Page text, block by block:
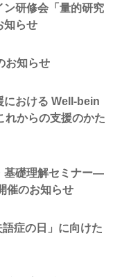
ン研修会「量的研究
知らせ
お知らせ
における Well-bein
からの支援のかた
基礎理解セミナー―
催のお知らせ
症の日」に向けた